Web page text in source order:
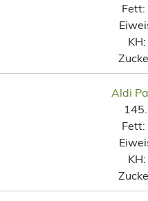
Fett:
KH:
Aldi
Fett:
KH: